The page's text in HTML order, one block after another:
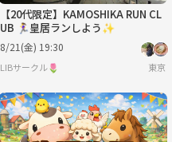
【20代限定】KAMOSHIKA RUN CL
UB 🏃‍♀️皇居ランしよう✨
8/21(金) 19:30
LIBサークル🌷 東京